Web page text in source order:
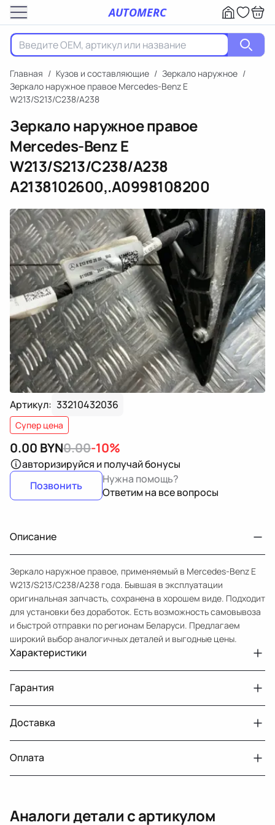
AUTOMERC
Главная / Кузов и составляющие / Зеркало наружное /
Зеркало наружное правое Mercedes-Benz E
W213/S213/C238/A238
Зеркало наружное правое
Mercedes-Benz E
W213/S213/C238/A238
A2138102600,.A0998108200
Артикул: 33210432036
Супер цена
0.00 BYN0.00-10%
авторизируйся и получай бонусы
Позвонить
Нужна помощь?
Ответим на все вопросы
Описание
Зеркало наружное правое, применяемый в Mercedes-Benz E
W213/S213/C238/A238 года. Бывшая в эксплуатации
оригинальная запчасть, сохранена в хорошем виде. Подходит
для установки без доработок. Есть возможность самовывоза
и быстрой отправки по регионам Беларуси. Предлагаем
широкий выбор аналогичных деталей и выгодные цены.
Характеристики
Авто
MercedesBenz E W213
Год
2016 2021
Тег
Мерседес Бенс Е
Гарантия
Двигатели с навесным или без навесного
оборудования
30 дней
Датчик давления топлива, насос
топлива, ТНВД (бензин, дизель), форсунка
14 дней
Доставка
Оплата
Аналоги детали с артикулом